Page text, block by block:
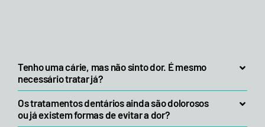
Tenho uma cárie, mas não sinto dor. É mesmo
necessário tratar já?
Os tratamentos dentários ainda são dolorosos
ou já existem formas de evitar a dor?